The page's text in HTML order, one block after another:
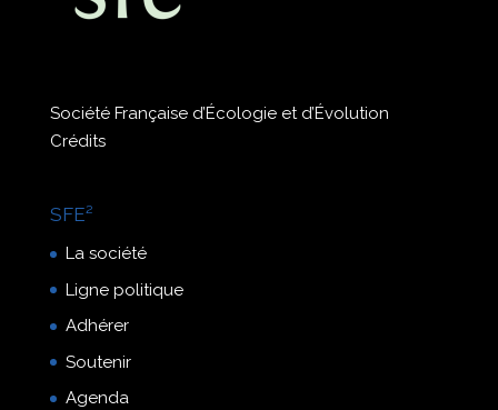
Société Française d’Écologie et d’Évolution
Crédits
SFE²
La société
Ligne politique
Adhérer
Soutenir
Agenda